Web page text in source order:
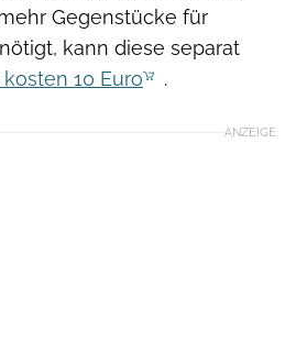
Gegenstücke für
kann diese separat
10 Euro .
ANZEIGE